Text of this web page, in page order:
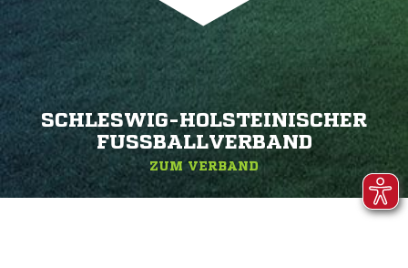
SCHLESWIG-HOLSTEINISCHER
FUSSBALLVERBAND
ZUM VERBAND